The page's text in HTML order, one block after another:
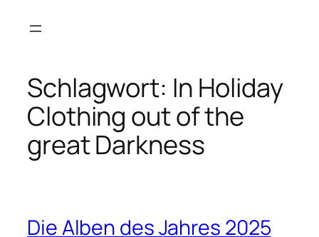
Inhalt
Schlagwort: In Holiday
Clothing out of the
great Darkness
Die Alben des Jahres 2025